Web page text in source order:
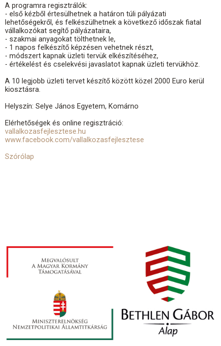
A programra regisztrálók:
- első kézből értesülhetnek a határon túli pályázati
lehetőségekről, és felkészülhetnek a következő időszak fiatal
vállalkozókat segítő pályázataira,
- szakmai anyagokat tölthetnek le,
- 1 napos felkészítő képzésen vehetnek részt,
- módszert kapnak üzleti tervük elkészítéséhez,
- értékelést és cselekvési javaslatot kapnak üzleti tervükhöz.
A 10 legjobb üzleti tervet készítő között közel 2000 Euro kerül
kiosztásra.
Helyszín: Selye János Egyetem, Komárno
Elérhetőségek és online regisztráció:
vallalkozasfejlesztese.hu
www.facebook.com/vallalkozasfejlesztese
Szórólap